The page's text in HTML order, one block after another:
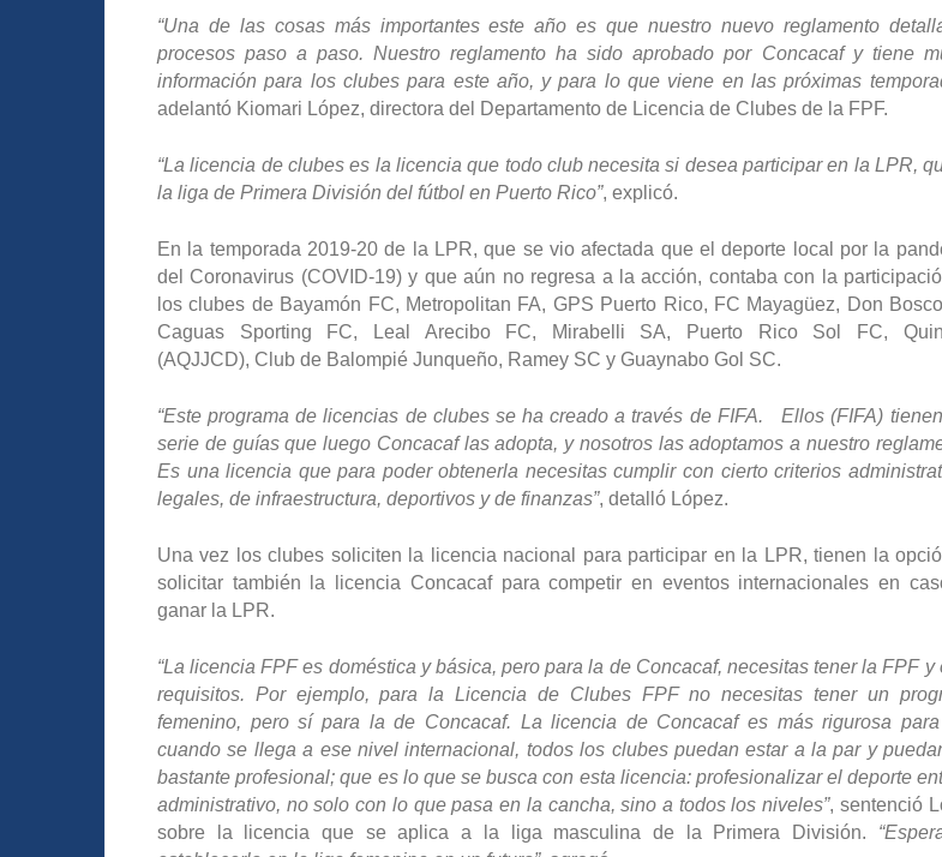
“Una de las cosas más importantes este año es que nuestro nuevo reglamento
procesos paso a paso. Nuestro reglamento ha sido aprobado por Concacaf y tiene
información para los clubes para este año, y para lo que viene en las próximas
adelantó Kiomari López, directora del Departamento de Licencia de Clubes de la FPF.
“La licencia de clubes es la licencia que todo club necesita si desea participar en la LPR,
la liga de Primera División del fútbol en Puerto Rico”, explicó.
En la temporada 2019-20 de la LPR, que se vio afectada que el deporte local por la
del Coronavirus (COVID-19) y que aún no regresa a la acción, contaba con la
los clubes de Bayamón FC, Metropolitan FA, GPS Puerto Rico, FC Mayagüez, Don
Caguas Sporting FC, Leal Arecibo FC, Mirabelli SA, Puerto Rico Sol FC,
(AQJJCD), Club de Balompié Junqueño, Ramey SC y Guaynabo Gol SC.
“Este programa de licencias de clubes se ha creado a través de FIFA. Ellos (FIFA)
serie de guías que luego Concacaf las adopta, y nosotros las adoptamos a nuestro
Es una licencia que para poder obtenerla necesitas cumplir con cierto criterios
legales, de infraestructura, deportivos y de finanzas”, detalló López.
Una vez los clubes soliciten la licencia nacional para participar en la LPR, tienen la
solicitar también la licencia Concacaf para competir en eventos internacionales en
ganar la LPR.
“La licencia FPF es doméstica y básica, pero para la de Concacaf, necesitas tener la FPF y
requisitos. Por ejemplo, para la Licencia de Clubes FPF no necesitas tener un
femenino, pero sí para la de Concacaf. La licencia de Concacaf es más rigurosa
cuando se llega a ese nivel internacional, todos los clubes puedan estar a la par y
bastante profesional; que es lo que se busca con esta licencia: profesionalizar el deporte
administrativo, no solo con lo que pasa en la cancha, sino a todos los niveles”, sentenció
sobre la licencia que se aplica a la liga masculina de la Primera División.